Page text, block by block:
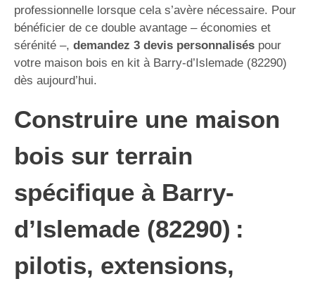
professionnelle lorsque cela s’avère nécessaire. Pour
bénéficier de ce double avantage – économies et
sérénité –, demandez 3 devis personnalisés pour
votre maison bois en kit à Barry-d’Islemade (82290)
dès aujourd’hui.
Construire une maison
bois sur terrain
spécifique à Barry-
d’Islemade (82290) :
pilotis, extensions,